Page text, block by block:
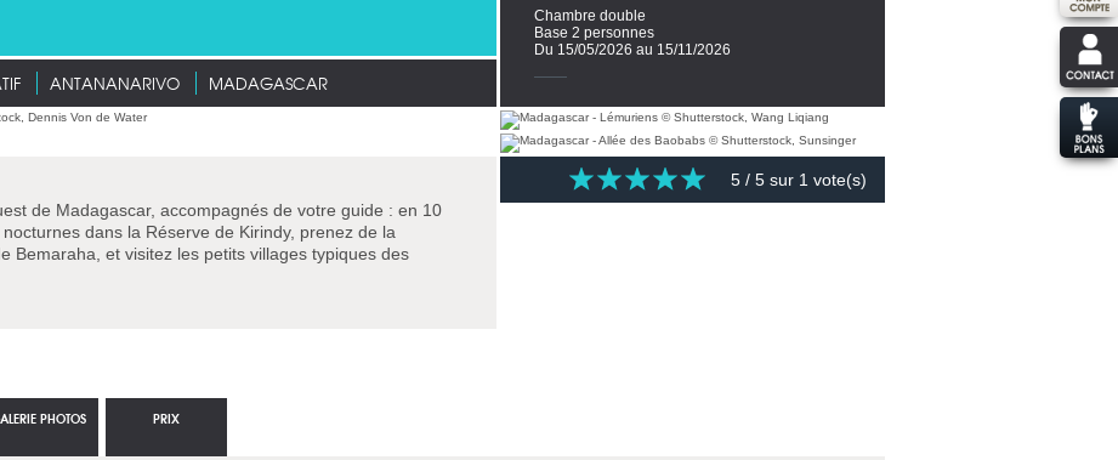
ANTANANARIVO MADAGASCAR
Chambre double
Base 2 personnes
Du 15/05/2026 au 15/11/2026
de Madagascar, accompagnés de votre guide : en 10
dans la Réserve de Kirindy, prenez de la
Bemaraha, et visitez les petits villages typiques des
5 / 5 sur 1 vote(s)
PHOTOS PRIX